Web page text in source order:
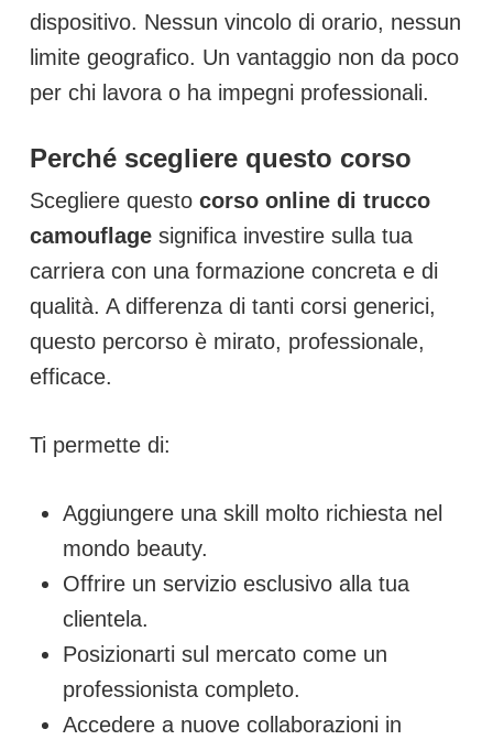
dispositivo. Nessun vincolo di orario, nessun
limite geografico. Un vantaggio non da poco
per chi lavora o ha impegni professionali.
Perché scegliere questo corso
Scegliere questo corso online di trucco
camouflagesignifica investire sulla tua
carriera con una formazione concreta e di
qualità. A differenza di tanti corsi generici,
questo percorso è mirato, professionale,
efficace.
Ti permette di:
Aggiungere una skill molto richiesta nel
mondo beauty.
Offrire un servizio esclusivo alla tua
clientela.
Posizionarti sul mercato come un
professionista completo.
Accedere a nuove collaborazioni in